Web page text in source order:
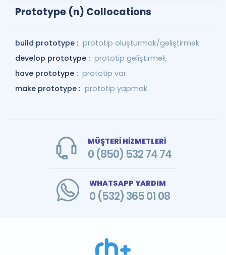
Prototype (n) Collocations
build prototype : prototip oluşturmak/geliştirmek
develop prototype : prototip geliştirmek
have prototype : prototip var
make prototype : prototip yapmak
MÜŞTERİ HİZMETLERİ
0 (850) 532 74 74
WHATSAPP YARDIM
0 (532) 365 01 08